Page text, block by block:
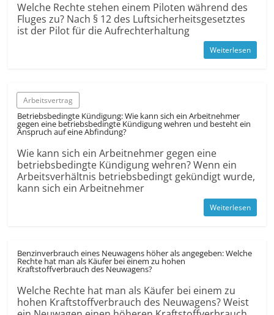
Welche Rechte stehen einem Piloten während des
Fluges zu? Nach § 12 des Luftsicherheitsgesetztes
ist der Pilot für die Aufrechterhaltung
Weiterlesen
Arbeitsvertrag
Betriebsbedingte Kündigung: Wie kann sich ein Arbeitnehmer
gegen eine betriebsbedingte Kündigung wehren und besteht ein
Anspruch auf eine Abfindung?
Wie kann sich ein Arbeitnehmer gegen eine
betriebsbedingte Kündigung wehren? Wenn ein
Arbeitsverhältnis betriebsbedingt gekündigt wurde,
kann sich ein Arbeitnehmer
Weiterlesen
Benzinverbrauch eines Neuwagens höher als angegeben: Welche
Rechte hat man als Käufer bei einem zu hohen
Kraftstoffverbrauch des Neuwagens?
Welche Rechte hat man als Käufer bei einem zu
hohen Kraftstoffverbrauch des Neuwagens? Weist